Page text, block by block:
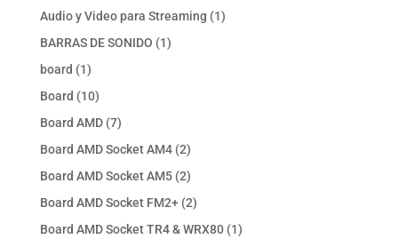
productos
Audio y Video para Streaming 11
BARRAS DE SONIDO 11
board 11
producto
Board 1010
productos
Board AMD 77
productos
Board AMD Socket AM4 22
productos
Board AMD Socket AM5 22
productos
Board AMD Socket FM2+ 22
productos
Board AMD Socket TR4 & WRX80 11